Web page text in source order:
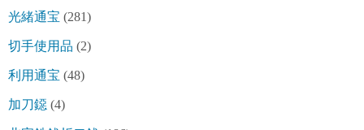
光緒通宝 (281)
切手使用品 (2)
利用通宝 (48)
加刀鐚 (4)